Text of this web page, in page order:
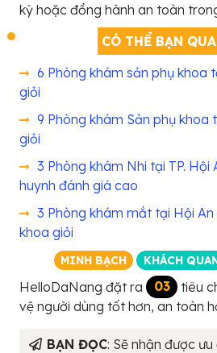
kỳ hoặc đồng hành an toàn
CÓ THỂ BẠN
6 Phòng khám sản phụ khoa
giỏi
9 Phòng khám Sản phụ khoa
giỏi
3 Phòng khám Nhi tại TP. Hội
huynh đánh giá cao
3 Phòng khám mắt tại Hội
khoa giỏi
MINH BẠCH KHÁCH
HelloDaNang đặt ra 03
tiêu
vệ người dùng tốt hơn, an toàn
BẠN ĐỌC: Sẽ nhận được